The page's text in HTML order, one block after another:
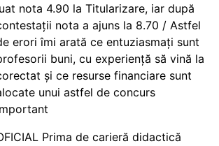
nota 4.90 la Titularizare, iar după
nota a ajuns la 8.70 / Astfel
erori îmi arată ce entuziasmați sunt
buni, cu experiență să vină la
și ce resurse financiare sunt
unui astfel de concurs
Prima de carieră didactică